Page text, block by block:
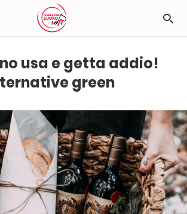
usa e getta addio!
green